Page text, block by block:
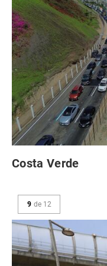
Costa Verde
9 de 12